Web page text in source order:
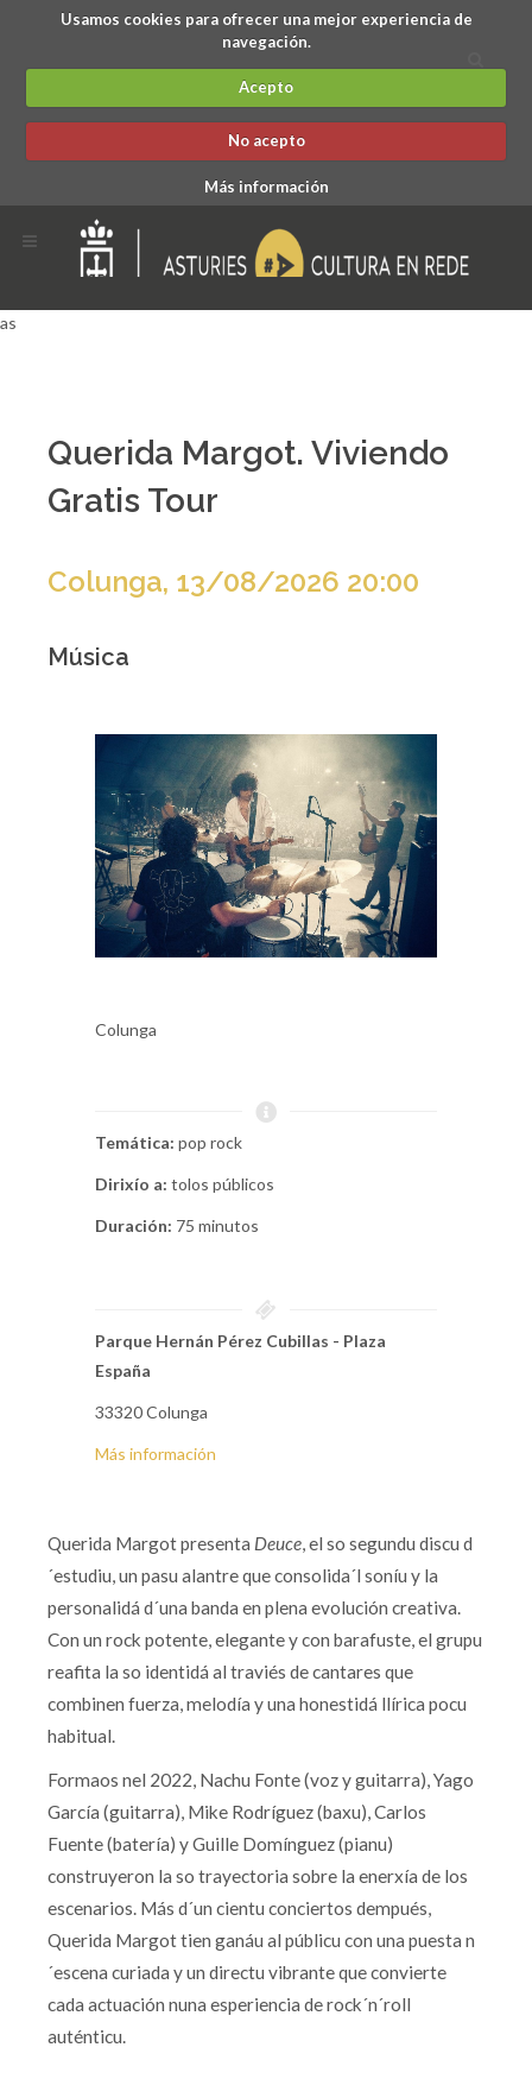
Usamos cookies para ofrecer una mejor experiencia de
navegación.
Acepto
No acepto
Más información
as
Querida Margot. Viviendo
Gratis Tour
Colunga, 13/08/2026 20:00
Música
Colunga
Temática: pop rock
Dirixío a: tolos públicos
Duración: 75 minutos
Parque Hernán Pérez Cubillas - Plaza
España
33320 Colunga
Más información
Querida Margot presenta Deuce, el so segundu discu d
´estudiu, un pasu alantre que consolida´l soníu y la
personalidá d´una banda en plena evolución creativa.
Con un rock potente, elegante y con barafuste, el grupu
reafita la so identidá al traviés de cantares que
combinen fuerza, melodía y una honestidá llírica pocu
habitual.
Formaos nel 2022, Nachu Fonte (voz y guitarra), Yago
García (guitarra), Mike Rodríguez (baxu), Carlos
Fuente (batería) y Guille Domínguez (pianu)
construyeron la so trayectoria sobre la enerxía de los
escenarios. Más d´un cientu conciertos dempués,
Querida Margot tien ganáu al públicu con una puesta n
´escena curiada y un directu vibrante que convierte
cada actuación nuna esperiencia de rock´n´roll
auténticu.